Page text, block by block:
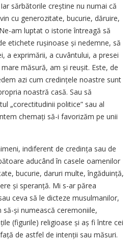
sărbătorile creș­tine nu numai că
cu generozitate, bucurie, dăruire,
am luptat o istorie întreagă să
etichete ruși­noase și nedemne, să
a exprimării, a cuvântului, a presei
măsură, am și reușit. Este, de
azi cum cre­dințele noastre sunt
noastră casă. Sau să
„corectitudinii politice” sau al
chemați să-i favorizăm pe unii
indiferent de credința sau de
aducând în casele oamenilor
bucurie, daruri multe, îngă­duință,
și speranță. Mi s-ar părea
ceva să le dicteze musulmanilor,
și numească ceremoniile,
(figurile) religioase și aș fi între cei
de astfel de intenții sau măsuri.